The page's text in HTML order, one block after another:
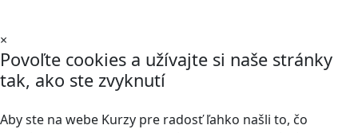
×
Povoľte cookies a užívajte si naše stránky
tak, ako ste zvyknutí
Aby ste na webe Kurzy pre radosť ľahko našli to, čo